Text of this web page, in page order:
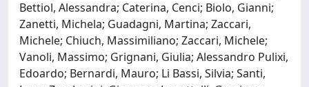
Bettiol, Alessandra; Caterina, Cenci; Biolo, Gianni;
Zanetti, Michela; Guadagni, Martina; Zaccari,
Michele; Chiuch, Massimiliano; Zaccari, Michele;
Vanoli, Massimo; Grignani, Giulia; Alessandro Pulixi,
Edoardo; Bernardi, Mauro; Li Bassi, Silvia; Santi,